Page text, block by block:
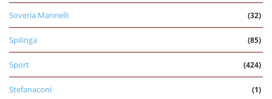
Soveria Mannelli (32)
Spilinga (85)
Sport (424)
Stefanaconi (1)